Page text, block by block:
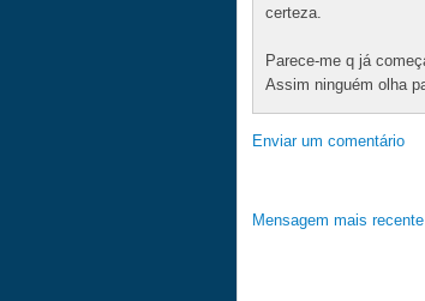
certeza.
Parece-me q já
Assim ninguém olha
Enviar um comentário
Mensagem mais recente